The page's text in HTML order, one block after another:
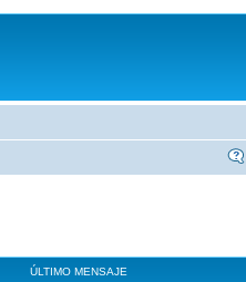
ÚLTIMO MENSAJE